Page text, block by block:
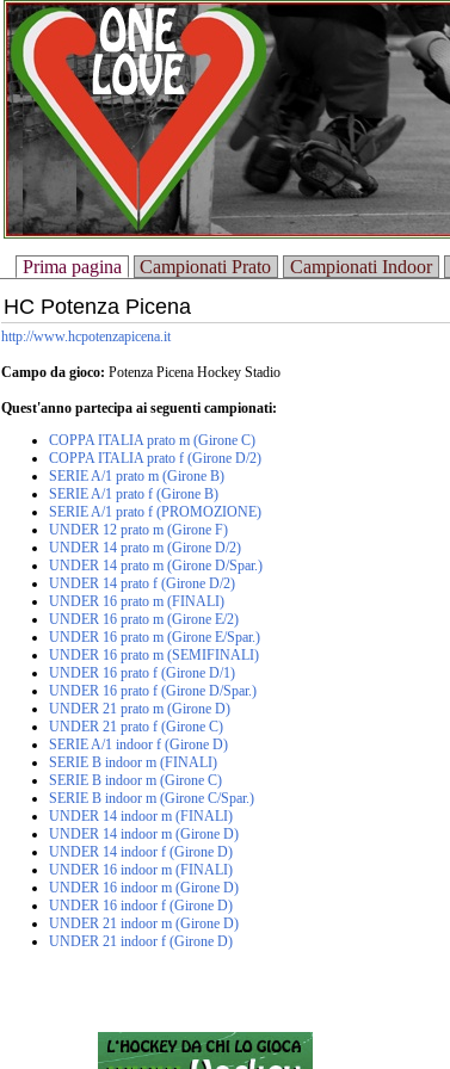
Prima pagina Campionati Prato Campionati Indoor
HC Potenza Picena
http://www.hcpotenzapicena.it
Campo da gioco: Potenza Picena Hockey Stadio
Quest'anno partecipa ai seguenti campionati:
COPPA ITALIA prato m (Girone C)
COPPA ITALIA prato f (Girone D/2)
SERIE A/1 prato m (Girone B)
SERIE A/1 prato f (Girone B)
SERIE A/1 prato f (PROMOZIONE)
UNDER 12 prato m (Girone F)
UNDER 14 prato m (Girone D/2)
UNDER 14 prato m (Girone D/Spar.)
UNDER 14 prato f (Girone D/2)
UNDER 16 prato m (FINALI)
UNDER 16 prato m (Girone E/2)
UNDER 16 prato m (Girone E/Spar.)
UNDER 16 prato m (SEMIFINALI)
UNDER 16 prato f (Girone D/1)
UNDER 16 prato f (Girone D/Spar.)
UNDER 21 prato m (Girone D)
UNDER 21 prato f (Girone C)
SERIE A/1 indoor f (Girone D)
SERIE B indoor m (FINALI)
SERIE B indoor m (Girone C)
SERIE B indoor m (Girone C/Spar.)
UNDER 14 indoor m (FINALI)
UNDER 14 indoor m (Girone D)
UNDER 14 indoor f (Girone D)
UNDER 16 indoor m (FINALI)
UNDER 16 indoor m (Girone D)
UNDER 16 indoor f (Girone D)
UNDER 21 indoor m (Girone D)
UNDER 21 indoor f (Girone D)